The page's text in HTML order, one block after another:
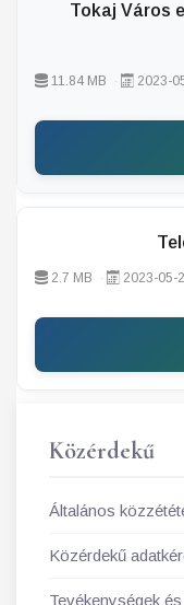
Tokaj Város
11.84 MB 2023-
2.7 MB 2023-05-
Közérdekű
Általános
Közérdekű
Tevékenységek